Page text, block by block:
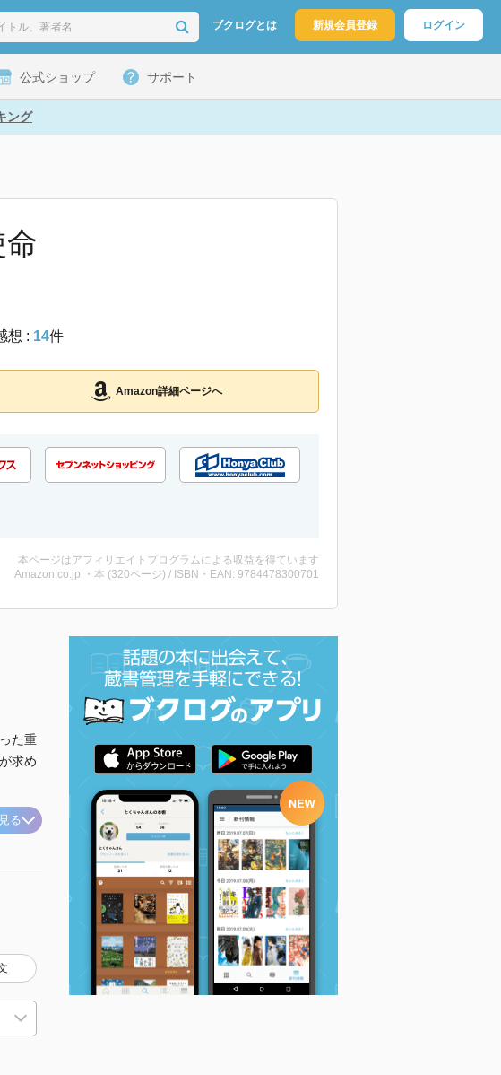
ブクログとは 新規会員登録 ログイン
公式ショップ サポート
ング
想 : 14件
Amazon詳細ページへ
本ページはアフィリエイトプログラムによる収益を得ています
Amazon.co.jp ・本 (320ページ) / ISBN・EAN: 9784478300701
た重
求め
る